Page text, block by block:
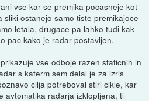
vse kar se premika pocasneje kot
sliki ostanejo samo tiste premikajoce
letala, drugace pa lahko tudi kak
pac kako je radar postavljen.
vse odboje razen staticnih in
s katerm sem delal je za izris
cilja potreboval stiri cikle, kar
avtomatika radarja izklopljena, ti